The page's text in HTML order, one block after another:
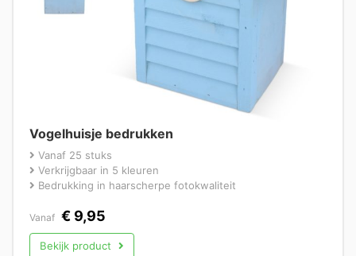
Vogelhuisje bedrukken
Vanaf 25 stuks
Verkrijgbaar in 5 kleuren
Bedrukking in haarscherpe fotokwaliteit
Vanaf € 9,95
Bekijk product